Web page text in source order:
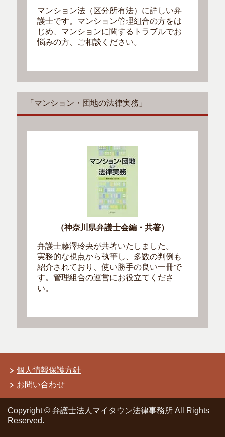
マンション法（区分所有法）に詳しい弁
護士です。マンション管理組合の方をは
じめ、マンションに関するトラブルでお
悩みの方、ご相談ください。
「マンション・団地の法律実務」
（神奈川県弁護士会編・共著）
弁護士藤澤玲央が共著いたしました。
実務的な視点から執筆し、多数の判例も
紹介されており、使い勝手の良い一冊で
す。管理組合の運営にお役立てくださ
い。
個人情報保護方針
お問い合わせ
Copyright © 弁護士法人マイタウン法律事務所 All Rights
Reserved.